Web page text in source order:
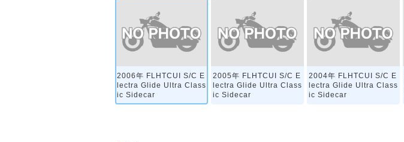
2006年 FLHTCUI S/C E
lectra Glide Ultra Class
ic Sidecar
2005年 FLHTCUI S/C E
lectra Glide Ultra Class
ic Sidecar
2004年 FLHTCUI S/C E
lectra Glide Ultra Class
ic Sidecar